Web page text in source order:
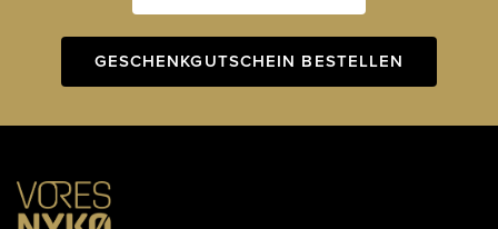
GESCHENKGUTSCHEIN BESTELLEN